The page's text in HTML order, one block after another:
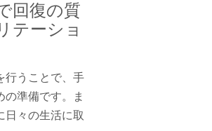
回復の質
テーショ
行うことで、手
準備です。ま
日々の生活に取